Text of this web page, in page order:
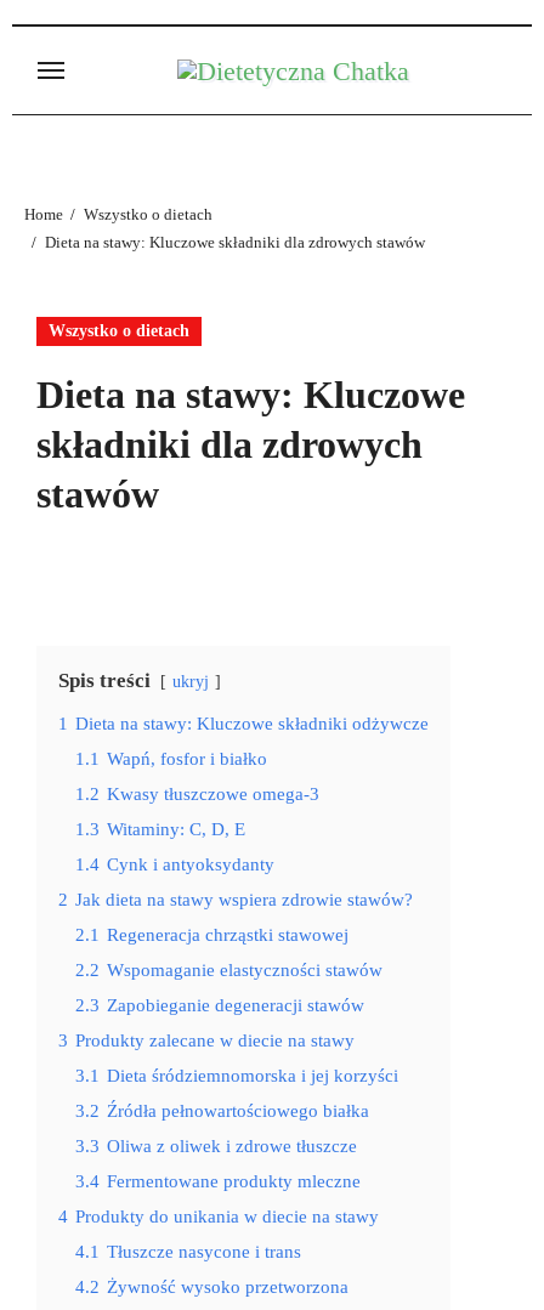
content
Home
Wszystko o dietach
Dieta na stawy: Kluczowe składniki dla zdrowych stawów
Wszystko o dietach
Dieta na stawy: Kluczowe
składniki dla zdrowych
stawów
Spis treści ukryj
1 Dieta na stawy: Kluczowe składniki odżywcze
1.1 Wapń, fosfor i białko
1.2 Kwasy tłuszczowe omega-3
1.3 Witaminy: C, D, E
1.4 Cynk i antyoksydanty
2 Jak dieta na stawy wspiera zdrowie stawów?
2.1 Regeneracja chrząstki stawowej
2.2 Wspomaganie elastyczności stawów
2.3 Zapobieganie degeneracji stawów
3 Produkty zalecane w diecie na stawy
3.1 Dieta śródziemnomorska i jej korzyści
3.2 Źródła pełnowartościowego białka
3.3 Oliwa z oliwek i zdrowe tłuszcze
3.4 Fermentowane produkty mleczne
4 Produkty do unikania w diecie na stawy
4.1 Tłuszcze nasycone i trans
4.2 Żywność wysoko przetworzona